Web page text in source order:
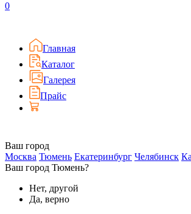
0
Главная
Каталог
Галерея
Прайс
Ваш город
Москва Тюмень Екатеринбург Челябинск
Ваш город Тюмень?
Нет, другой
Да, верно